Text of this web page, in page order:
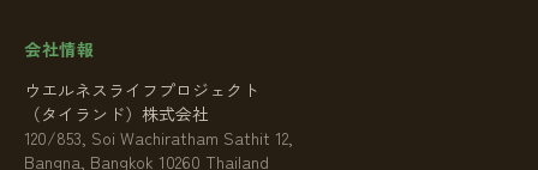
会社情報
ウエルネスライフプロジェクト
（タイランド）株式会社
120/853, Soi Wachiratham Sathit 12,
Bangna, Bangkok 10260 Thailand